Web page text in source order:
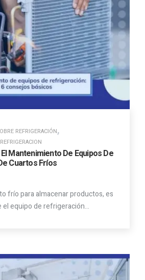
REFRIGERACIÓN,
Mantenimiento De Equipos De
Cuartos Fríos
frío para almacenar productos, es
equipo de refrigeración…